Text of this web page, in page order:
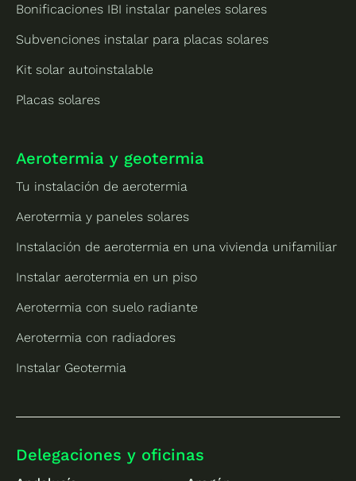
Bonificaciones IBI instalar paneles solares
Subvenciones instalar para placas solares
Kit solar autoinstalable
Placas solares
Aerotermia y geotermia
Tu instalación de aerotermia
Aerotermia y paneles solares
Instalación de aerotermia en una vivienda unifamiliar
Instalar aerotermia en un piso
Aerotermia con suelo radiante
Aerotermia con radiadores
Instalar Geotermia
Delegaciones y oficinas